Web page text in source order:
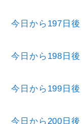
今日から197日後
今日から198日後
今日から199日後
今日から200日後